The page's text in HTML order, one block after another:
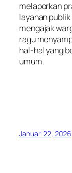
melaporkan
layanan
mengajak
ragu
hal-hal yang
umum.
Januari 22, 2026